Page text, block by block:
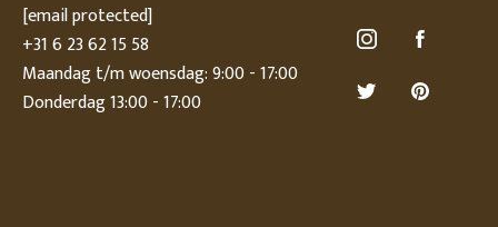
[email protected]
+31 6 23 62 15 58
Maandag t/m woensdag: 9:00 - 17:00
Donderdag 13:00 - 17:00